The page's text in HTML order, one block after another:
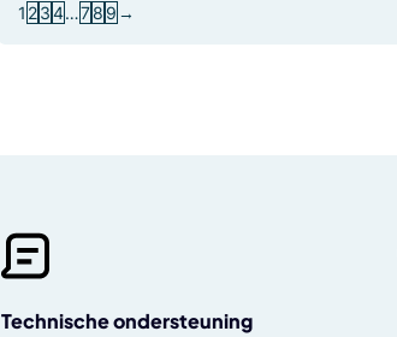
1 234…78 9 →
Technische ondersteuning